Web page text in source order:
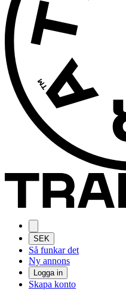
SEK
Så funkar det
Ny annons
Logga in
Skapa konto